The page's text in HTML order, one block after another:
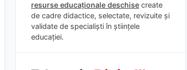
resurse educaționale deschise create
de cadre didactice, selectate, revizuite și
validate de specialiști în științele
educației.